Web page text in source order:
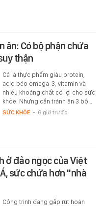
ăn: Có bộ phận chứa
thận
Cá là thực phẩm giàu protein,
acid béo omega-3, vitamin và
nhiều khoáng chất có lợi cho sức
khỏe. Nhưng cần tránh ăn 3 bộ…
SỨC KHỎE - 6 giờ trước
ở đảo ngọc của Việt
sức chứa hơn "nhà
Công trình đang gấp rút hoàn